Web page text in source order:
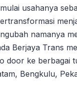
usahanya
namanya
Berjaya Trans
door ke berbagai
Bengkulu,